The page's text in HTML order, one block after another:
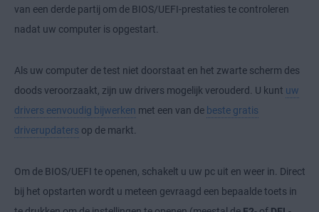
van een derde partij om de BIOS/UEFI-prestaties te controleren
nadat uw computer is opgestart.
Als uw computer de test niet doorstaat en het zwarte scherm des
doods veroorzaakt, zijn uw drivers mogelijk verouderd. U kunt uw
drivers eenvoudig bijwerken met een van de beste gratis
driverupdaters op de markt.
Om de BIOS/UEFI te openen, schakelt u uw pc uit en weer in. Direct
bij het opstarten wordt u meteen gevraagd een bepaalde toets in